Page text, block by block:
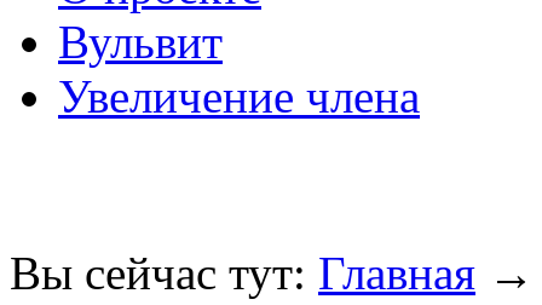
Вульвит
Увеличение члена
Вы сейчас тут: Главная